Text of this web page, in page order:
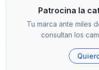
Patrocina la
Tu marca ante miles
consultan los